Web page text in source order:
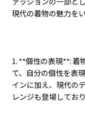
現代の着物の魅力を
1. **個性の表現**:着
て、自分の個性を表
インに加え、現代の
レンジも登場してお